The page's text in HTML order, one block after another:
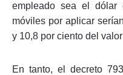
empleado sea el dólar
móviles por aplicar
y 10,8 por ciento del
En tanto, el decreto